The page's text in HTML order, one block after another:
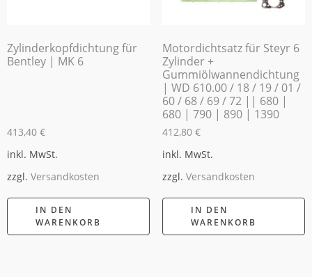
Zylinderkopfdichtung für
Bentley | MK 6
413,40 €
inkl. MwSt.
zzgl. Versandkosten
IN DEN
WARENKORB
Motordichtsatz für Steyr 6
Zylinder +
Gummiölwannendichtung
| WD 610.00 / 18 / 19 / 01 /
60 / 68 / 69 / 72 || 680 |
680 | 790 | 890 | 1390
412,80 €
inkl. MwSt.
zzgl. Versandkosten
IN DEN
WARENKORB